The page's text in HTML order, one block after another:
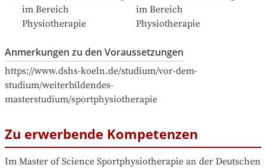
im Bereich
Physiotherapie
im Bereich
Physiotherapie
Anmerkungen zu den Voraussetzungen
https://www.dshs-koeln.de/studium/vor-dem-
studium/weiterbildendes-
masterstudium/sportphysiotherapie
Zu erwerbende Kompetenzen
Im Master of Science Sportphysiotherapie an der Deutschen